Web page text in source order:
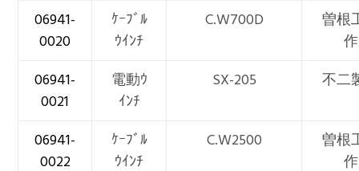
06941-
0020
ｹｰﾌﾞﾙ
ｳｲﾝﾁ
C.W700D
曽根
06941-
0021
電動ｳ
ｲﾝﾁ
SX-205 不二
06941-
0022
ｹｰﾌﾞﾙ
ｳｲﾝﾁ
C.W2500
曽根